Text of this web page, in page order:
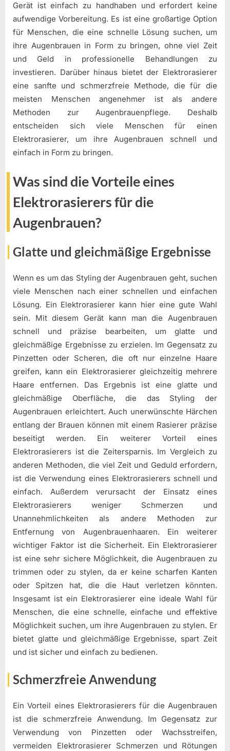
Gerät ist einfach zu handhaben und erfordert keine
aufwendige Vorbereitung. Es ist eine großartige Option
für Menschen, die eine schnelle Lösung suchen, um
ihre Augenbrauen in Form zu bringen, ohne viel Zeit
und Geld in professionelle Behandlungen zu
investieren. Darüber hinaus bietet der Elektrorasierer
eine sanfte und schmerzfreie Methode, die für die
meisten Menschen angenehmer ist als andere
Methoden zur Augenbrauenpflege. Deshalb
entscheiden sich viele Menschen für einen
Elektrorasierer, um ihre Augenbrauen schnell und
einfach in Form zu bringen.
Was sind die Vorteile eines
Elektrorasierers für die
Augenbrauen?
Glatte und gleichmäßige Ergebnisse
Wenn es um das Styling der Augenbrauen geht, suchen
viele Menschen nach einer schnellen und einfachen
Lösung. Ein Elektrorasierer kann hier eine gute Wahl
sein. Mit diesem Gerät kann man die Augenbrauen
schnell und präzise bearbeiten, um glatte und
gleichmäßige Ergebnisse zu erzielen. Im Gegensatz zu
Pinzetten oder Scheren, die oft nur einzelne Haare
greifen, kann ein Elektrorasierer gleichzeitig mehrere
Haare entfernen. Das Ergebnis ist eine glatte und
gleichmäßige Oberfläche, die das Styling der
Augenbrauen erleichtert. Auch unerwünschte Härchen
entlang der Brauen können mit einem Rasierer präzise
beseitigt werden. Ein weiterer Vorteil eines
Elektrorasierers ist die Zeitersparnis. Im Vergleich zu
anderen Methoden, die viel Zeit und Geduld erfordern,
ist die Verwendung eines Elektrorasierers schnell und
einfach. Außerdem verursacht der Einsatz eines
Elektrorasierers weniger Schmerzen und
Unannehmlichkeiten als andere Methoden zur
Entfernung von Augenbrauenhaaren. Ein weiterer
wichtiger Faktor ist die Sicherheit. Ein Elektrorasierer
ist eine sehr sichere Möglichkeit, die Augenbrauen zu
trimmen oder zu stylen, da er keine scharfen Kanten
oder Spitzen hat, die die Haut verletzen könnten.
Insgesamt ist ein Elektrorasierer eine ideale Wahl für
Menschen, die eine schnelle, einfache und effektive
Möglichkeit suchen, um ihre Augenbrauen zu stylen. Er
bietet glatte und gleichmäßige Ergebnisse, spart Zeit
und ist sicher und einfach zu bedienen.
Schmerzfreie Anwendung
Ein Vorteil eines Elektrorasierers für die Augenbrauen
ist die schmerzfreie Anwendung. Im Gegensatz zur
Verwendung von Pinzetten oder Wachsstreifen,
vermeiden Elektrorasierer Schmerzen und Rötungen